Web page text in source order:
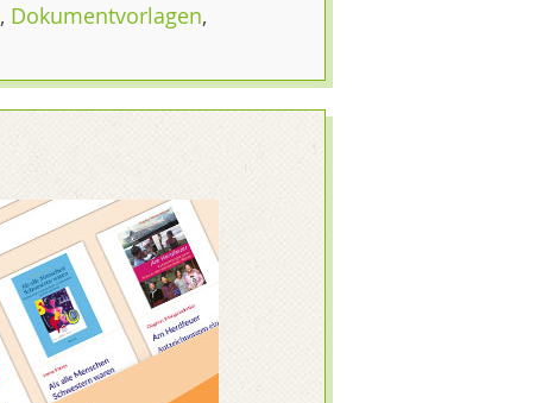
, Dokumentvorlagen,